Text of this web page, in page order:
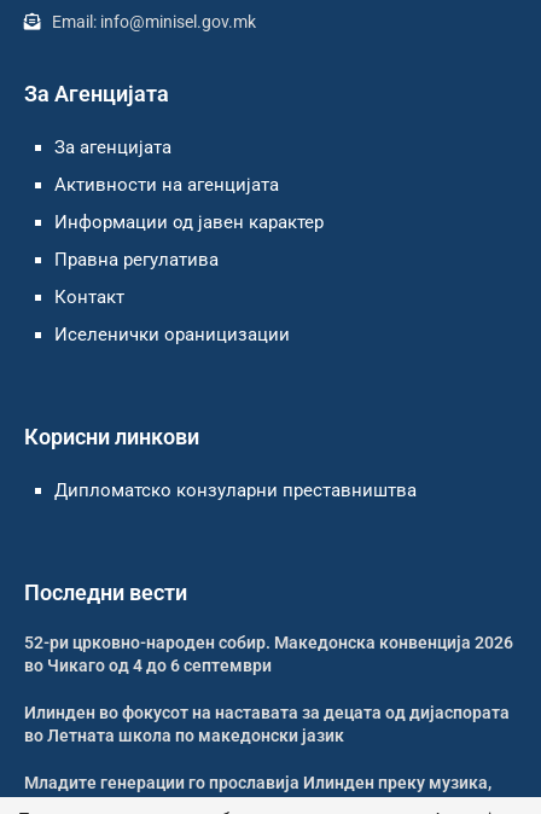
Email: info@minisel.gov.mk
За Агенцијата
За агенцијата
Активности на агенцијата
Информации од јавен карактер
Правна регулатива
Контакт
Иселенички ораницизации
Корисни линкови
Дипломатско конзуларни преставништва
Последни вести
52-ри црковно-народен собир. Македонска конвенција 2026
во Чикаго од 4 до 6 септември
Илинден во фокусот на наставата за децата од дијаспората
во Летната школа по македонски јазик
Младите генерации го прославија Илинден преку музика,